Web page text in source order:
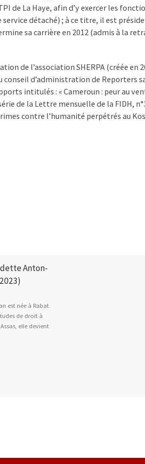
de La Haye, afin d’y exercer les
détaché) ; à ce titre, il est
sa carrière en 2012 (admis à la
de l’association SHERPA (créée
d’administration de Reporters
intitulés : « Cameroun : peur au
de la Lettre mensuelle de la FIDH,
contre l’humanité perpétrés au
Anton-
est née à Rabat
de droit à
elle devient